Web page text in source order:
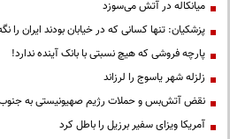
میانکاله در آتش می‌سوزد
پزشکیان: تنها کسانی که در خیابان بودند ایران
پارچه فروشی که هیچ نسبتی با بانک آینده ندارد!
زلزله شهر یاسوج را لرزاند
نقض آتش‌بس و حملات رژیم صهیونیستی به جنوب
آمریکا ویزای سفیر برزیل را باطل کرد